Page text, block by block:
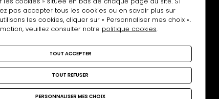
Nous rejoindre
facebook
Instagram
Linkedin
pas accepter tous les cookies ou en savoir plus sur
les cookies, cliquer sur « Personnaliser mes choix ».
veuillez consulter notre politique cookies.
TOUT ACCEPTER
TOUT REFUSER
PERSONNALISER MES CHOIX